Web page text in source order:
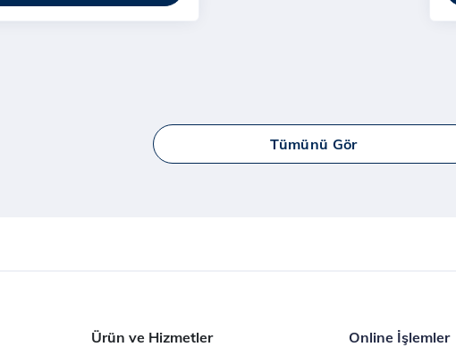
Tümünü Gör
Ürün ve Hizmetler Online İşlemler